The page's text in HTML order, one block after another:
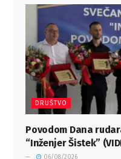
DRUŠTVO
Povodom Dana
“Inženjer Šistek”
06/08/2026